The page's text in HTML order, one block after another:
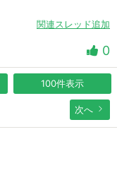
関連スレッド追加
0
100件表示
次へ